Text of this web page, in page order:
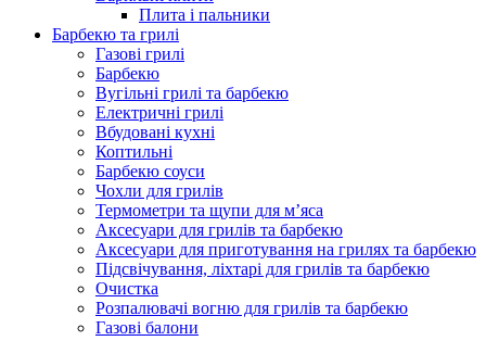
Плита і пальники
Барбекю та грилі
Газові грилі
Барбекю
Вугільні грилі та барбекю
Електричні грилі
Вбудовані кухні
Коптильні
Барбекю соуси
Чохли для грилів
Термометри та щупи для м’яса
Аксесуари для грилів та барбекю
Аксесуари для приготування на грилях та барбекю
Підсвічування, ліхтарі для грилів та барбекю
Очистка
Розпалювачі вогню для грилів та барбекю
Газові балони